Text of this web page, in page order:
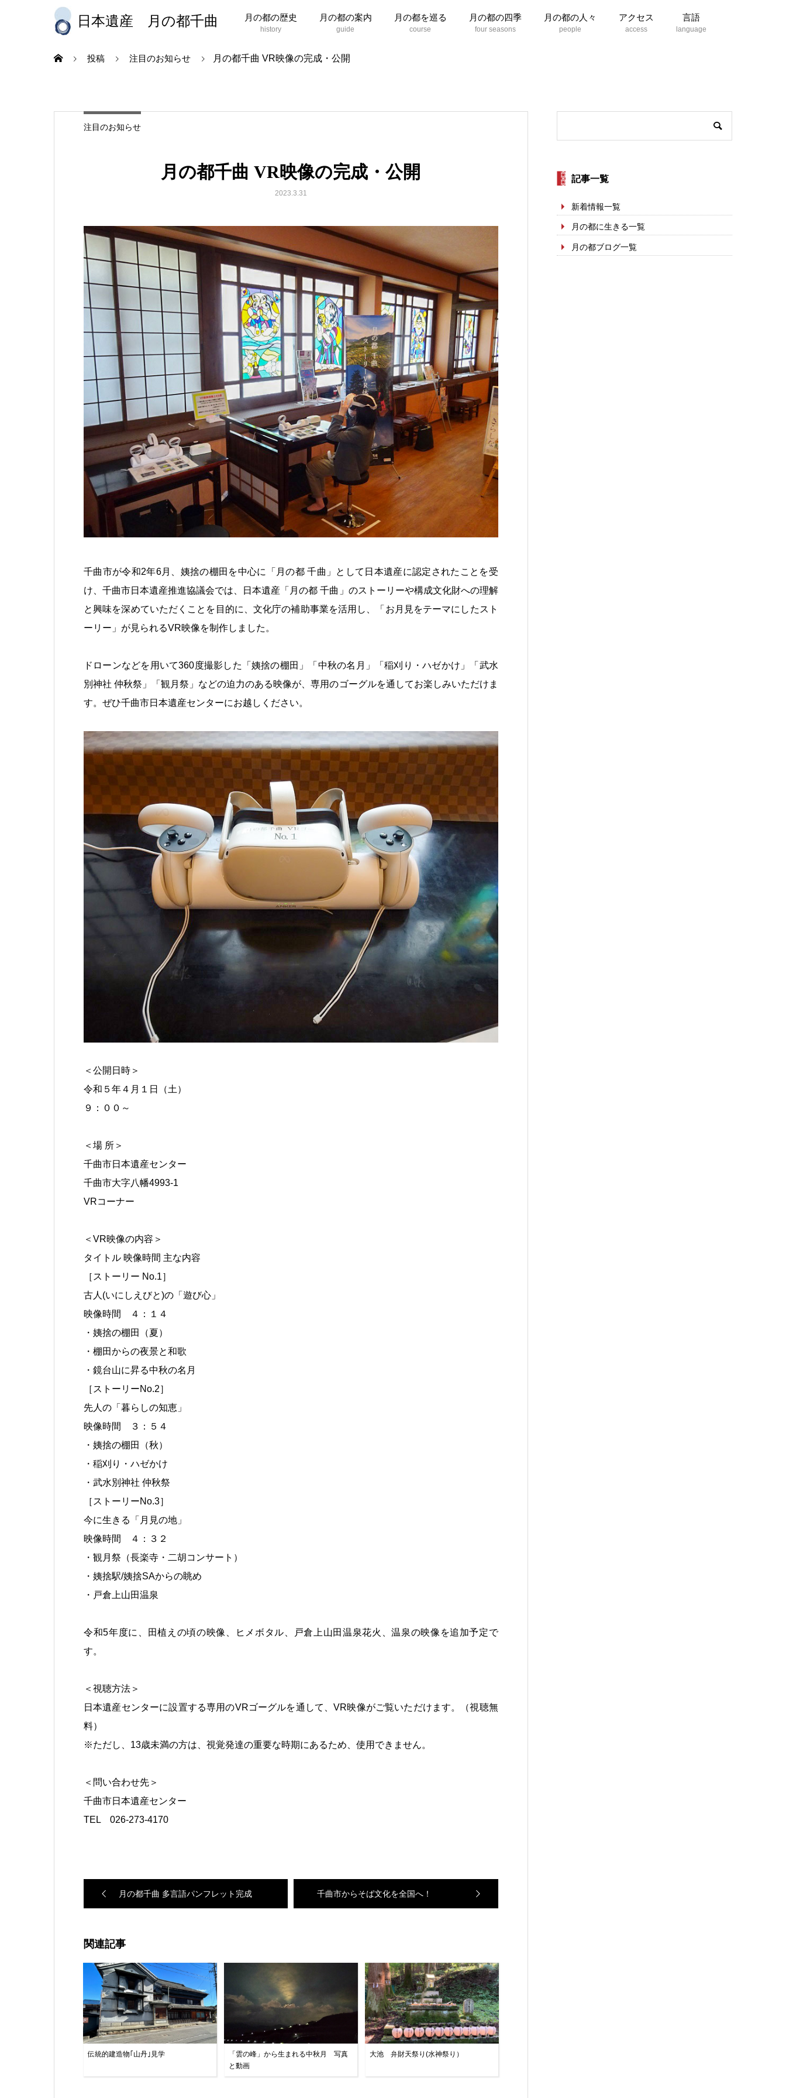
日本遺産 月の都千曲 月の都の歴史 月の都の案内 月の都を巡る 月の都の四季 月の都の人々 アクセス 言語
投稿 注目のお知らせ 月の都千曲 VR映像の完成・公開
注目のお知らせ
月の都千曲 VR映像の完成・公開
2023.3.31
千曲市が令和2年6月、姨捨の棚田を中心に「月の都 千曲」として日本遺産に認定されたことを受
け、千曲市日本遺産推進協議会では、日本遺産「月の都 千曲」のストーリーや構成文化財への理解
と興味を深めていただくことを目的に、文化庁の補助事業を活用し、「お月見をテーマにしたスト
ーリー」が見られるVR映像を制作しました。
ドローンなどを用いて360度撮影した「姨捨の棚田」「中秋の名月」「稲刈り・ハゼかけ」「武水
別神社 仲秋祭」「観月祭」などの迫力のある映像が、専用のゴーグルを通してお楽しみいただけま
す。ぜひ千曲市日本遺産センターにお越しください。
＜公開日時＞
令和５年４月１日（土）
９：００～
＜場 所＞
千曲市日本遺産センター
千曲市大字八幡4993-1
VRコーナー
＜VR映像の内容＞
タイトル 映像時間 主な内容
［ストーリー No.1］
古人(いにしえびと)の「遊び心」
映像時間 ４：１４
・姨捨の棚田（夏）
・棚田からの夜景と和歌
・鏡台山に昇る中秋の名月
［ストーリーNo.2］
先人の「暮らしの知恵」
映像時間 ３：５４
・姨捨の棚田（秋）
・稲刈り・ハゼかけ
・武水別神社 仲秋祭
［ストーリーNo.3］
今に生きる「月見の地」
映像時間 ４：３２
・観月祭（長楽寺・二胡コンサート）
・姨捨駅/姨捨SAからの眺め
・戸倉上山田温泉
令和5年度に、田植えの頃の映像、ヒメボタル、戸倉上山田温泉花火、温泉の映像を追加予定で
す。
＜視聴方法＞
日本遺産センターに設置する専用のVRゴーグルを通して、VR映像がご覧いただけます。（視聴無
料）
※ただし、13歳未満の方は、視覚発達の重要な時期にあるため、使用できません。
＜問い合わせ先＞
千曲市日本遺産センター
TEL 026-273-4170
月の都千曲 多言語パンフレット完成 千曲市からそば文化を全国へ！
関連記事
伝統的建造物｢山丹｣見学
「雲の峰」から生まれる中秋月 写真
と動画
大池 弁財天祭り(水神祭り）
記事一覧
新着情報一覧
月の都に生きる一覧
月の都ブログ一覧